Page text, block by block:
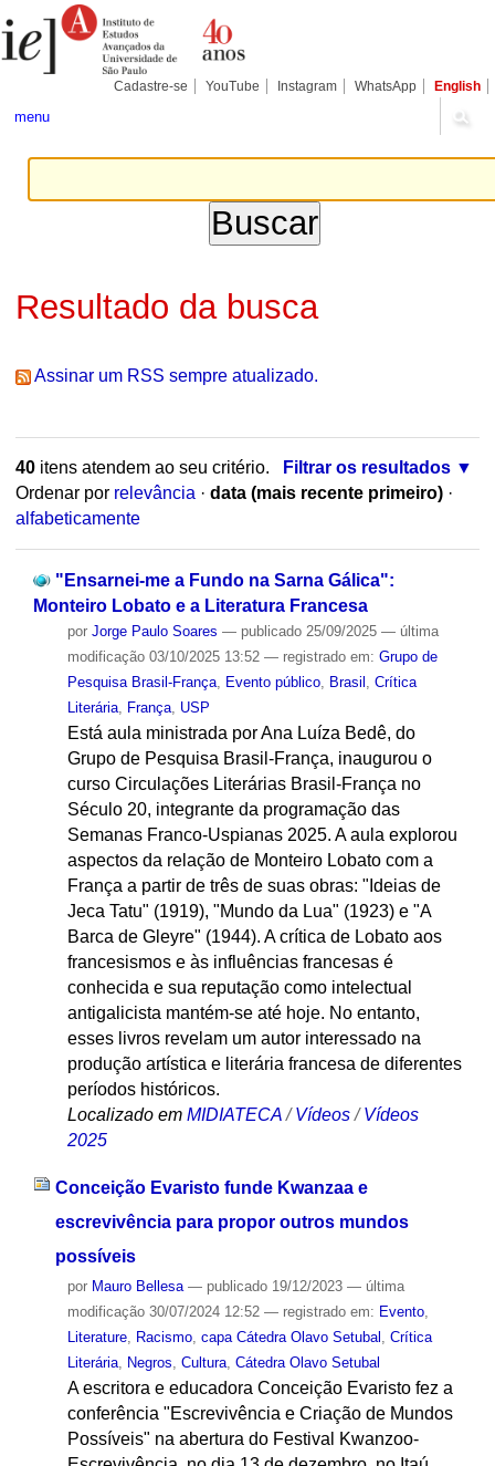
para
conteúdo.
Pessoais
Cadastre-se YouTube Instagram WhatsApp English
menu
Resultado da busca
Assinar um RSS sempre atualizado.
40itens atendem ao seu critério.
Filtrar os resultados
Ordenar por relevância · data (mais recente primeiro) ·
alfabeticamente
"Ensarnei-me a Fundo na Sarna Gálica":
Monteiro Lobato e a Literatura Francesa
por Jorge Paulo Soares — publicado25/09/2025 — última
modificação03/10/2025 13:52 — registrado em: Grupo de
Pesquisa Brasil-França, Evento público, Brasil
Crítica
Literária, França, USP
Está aula ministrada por Ana Luíza Bedê, do
Grupo de Pesquisa Brasil-França, inaugurou o
curso Circulações Literárias Brasil-França no
Século 20, integrante da programação das
Semanas Franco-Uspianas 2025. A aula explorou
aspectos da relação de Monteiro Lobato com a
França a partir de três de suas obras: "Ideias de
Jeca Tatu" (1919), "Mundo da Lua" (1923) e "A
Barca de Gleyre" (1944). A crítica de Lobato aos
francesismos e às influências francesas é
conhecida e sua reputação como intelectual
antigalicista mantém-se até hoje. No entanto,
esses livros revelam um autor interessado na
produção artística e literária francesa de diferentes
períodos históricos.
Localizado em MIDIATECA /Vídeos /Vídeos
2025
Conceição Evaristo funde Kwanzaa e
escrevivência para propor outros mundos
possíveis
por Mauro Bellesa — publicado19/12/2023 — última
modificação30/07/2024 12:52 — registrado em: Evento,
Literature, Racismo, capa Cátedra Olavo Setubal Crítica
Literária, Negros Cultura, Cátedra Olavo Setubal
A escritora e educadora Conceição Evaristo fez a
conferência "Escrevivência e Criação de Mundos
Possíveis" na abertura do Festival Kwanzoo-